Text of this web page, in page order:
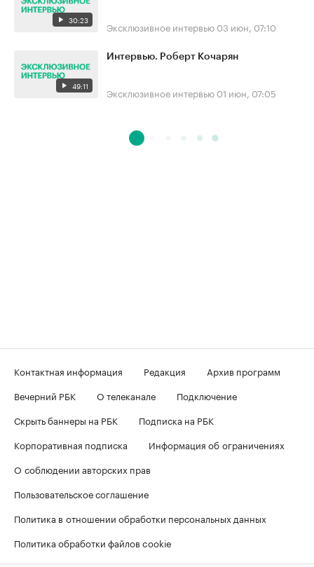
30:23 Эксклюзивное интервью 03 июн, 07:10
49:11
Интервью. Роберт Кочарян
Эксклюзивное интервью 01 июн, 07:05
Контактная информация Редакция
Архив программ
Вечерний РБК
О телеканале
Подключение
Скрыть баннеры на РБК
Подписка на РБК
Корпоративная подписка
Информация об ограничениях
О соблюдении авторских прав
Пользовательское соглашение
Политика в отношении обработки персональных данных
Политика обработки файлов cookie